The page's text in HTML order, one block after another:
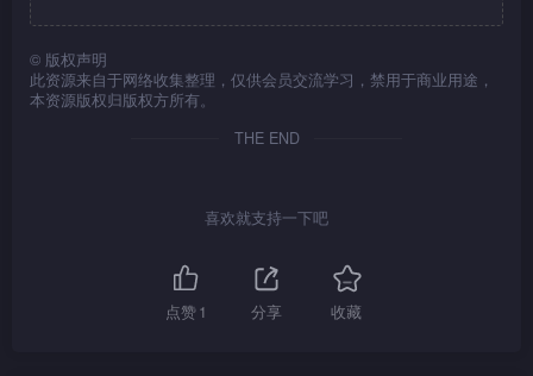
发现振侠可助黄绢恢复记忆。
荣耀发现黄绢不再受控制，决
定要杀死她。
脑内活动，黄绢言行举止与性
名口中得知真相，心痛不已。
一场误会，发现侠、绢情投意
合，倍添失落，找朱铜陪她到
酒吧买醉，朱铜大胆示爱，云
命之事告黄绢，黄绢震惊，如
合作，黄绢几经考虑，终答应
黄绢，命她暗中给振侠服食。
但原来药丸早已被金石换了毒
药，欲借此杀死振侠。
身中剧毒，振侠惊愕，布局追
药，内疚不已，找如茵算帐，
如茵怀疑此事是金石所
为，向他质问，金石直认，且
杀死如茵灭口，向荣耀嫁祸予
丁辉想出办法，谓将振侠
彩与振侠血型相同，不惜冒险
抽出大量血液，令振侠能顺利
荣耀再以不死药作为条
件，命莫名往杀振侠，莫名无
黄绢以肉体作交换，黄绢见振
侠毒发之惨状，唯有自我牺
愧对振侠，毅然杀死金石报仇
黄绢只余几日生命，立即四出
追查黄绢下落，终于找到，向
她保证绝不嫌弃她，黄绢欣喜
© 版权声明
此资源来自于网络收集整理，仅供会员交流学习，禁用于商业用途，
本资源版权归版权方所有。
THE END
喜欢就支持一下吧
点赞1 分享 收藏